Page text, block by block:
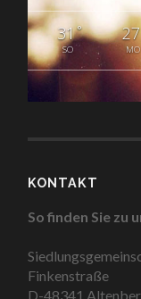
31°
SO
27
MO
KONTAKT
So finden Sie zu
Finkenstraße
D-48341